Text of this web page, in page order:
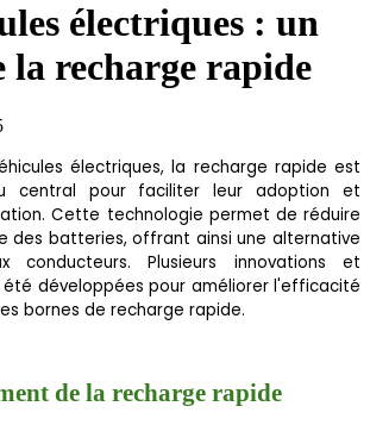
électriques : un
la recharge rapide
électriques, la recharge rapide est
central pour faciliter leur adoption et
Cette technologie permet de réduire
des batteries, offrant ainsi une alternative
conducteurs. Plusieurs innovations et
développées pour améliorer l'efficacité
bornes de recharge rapide.
de la recharge rapide